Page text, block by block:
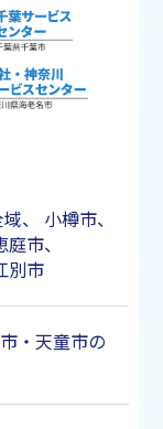
、 小樽市、
庭市、
別市
・天童市の